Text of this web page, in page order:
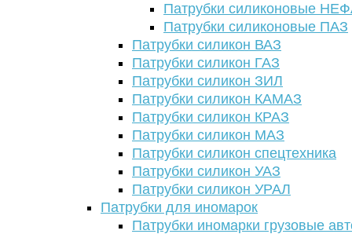
Патрубки силиконовые
Патрубки силиконовые ПАЗ
Патрубки силикон ВАЗ
Патрубки силикон ГАЗ
Патрубки силикон ЗИЛ
Патрубки силикон КАМАЗ
Патрубки силикон КРАЗ
Патрубки силикон МАЗ
Патрубки силикон спецтехника
Патрубки силикон УАЗ
Патрубки силикон УРАЛ
Патрубки для иномарок
Патрубки иномарки грузовые